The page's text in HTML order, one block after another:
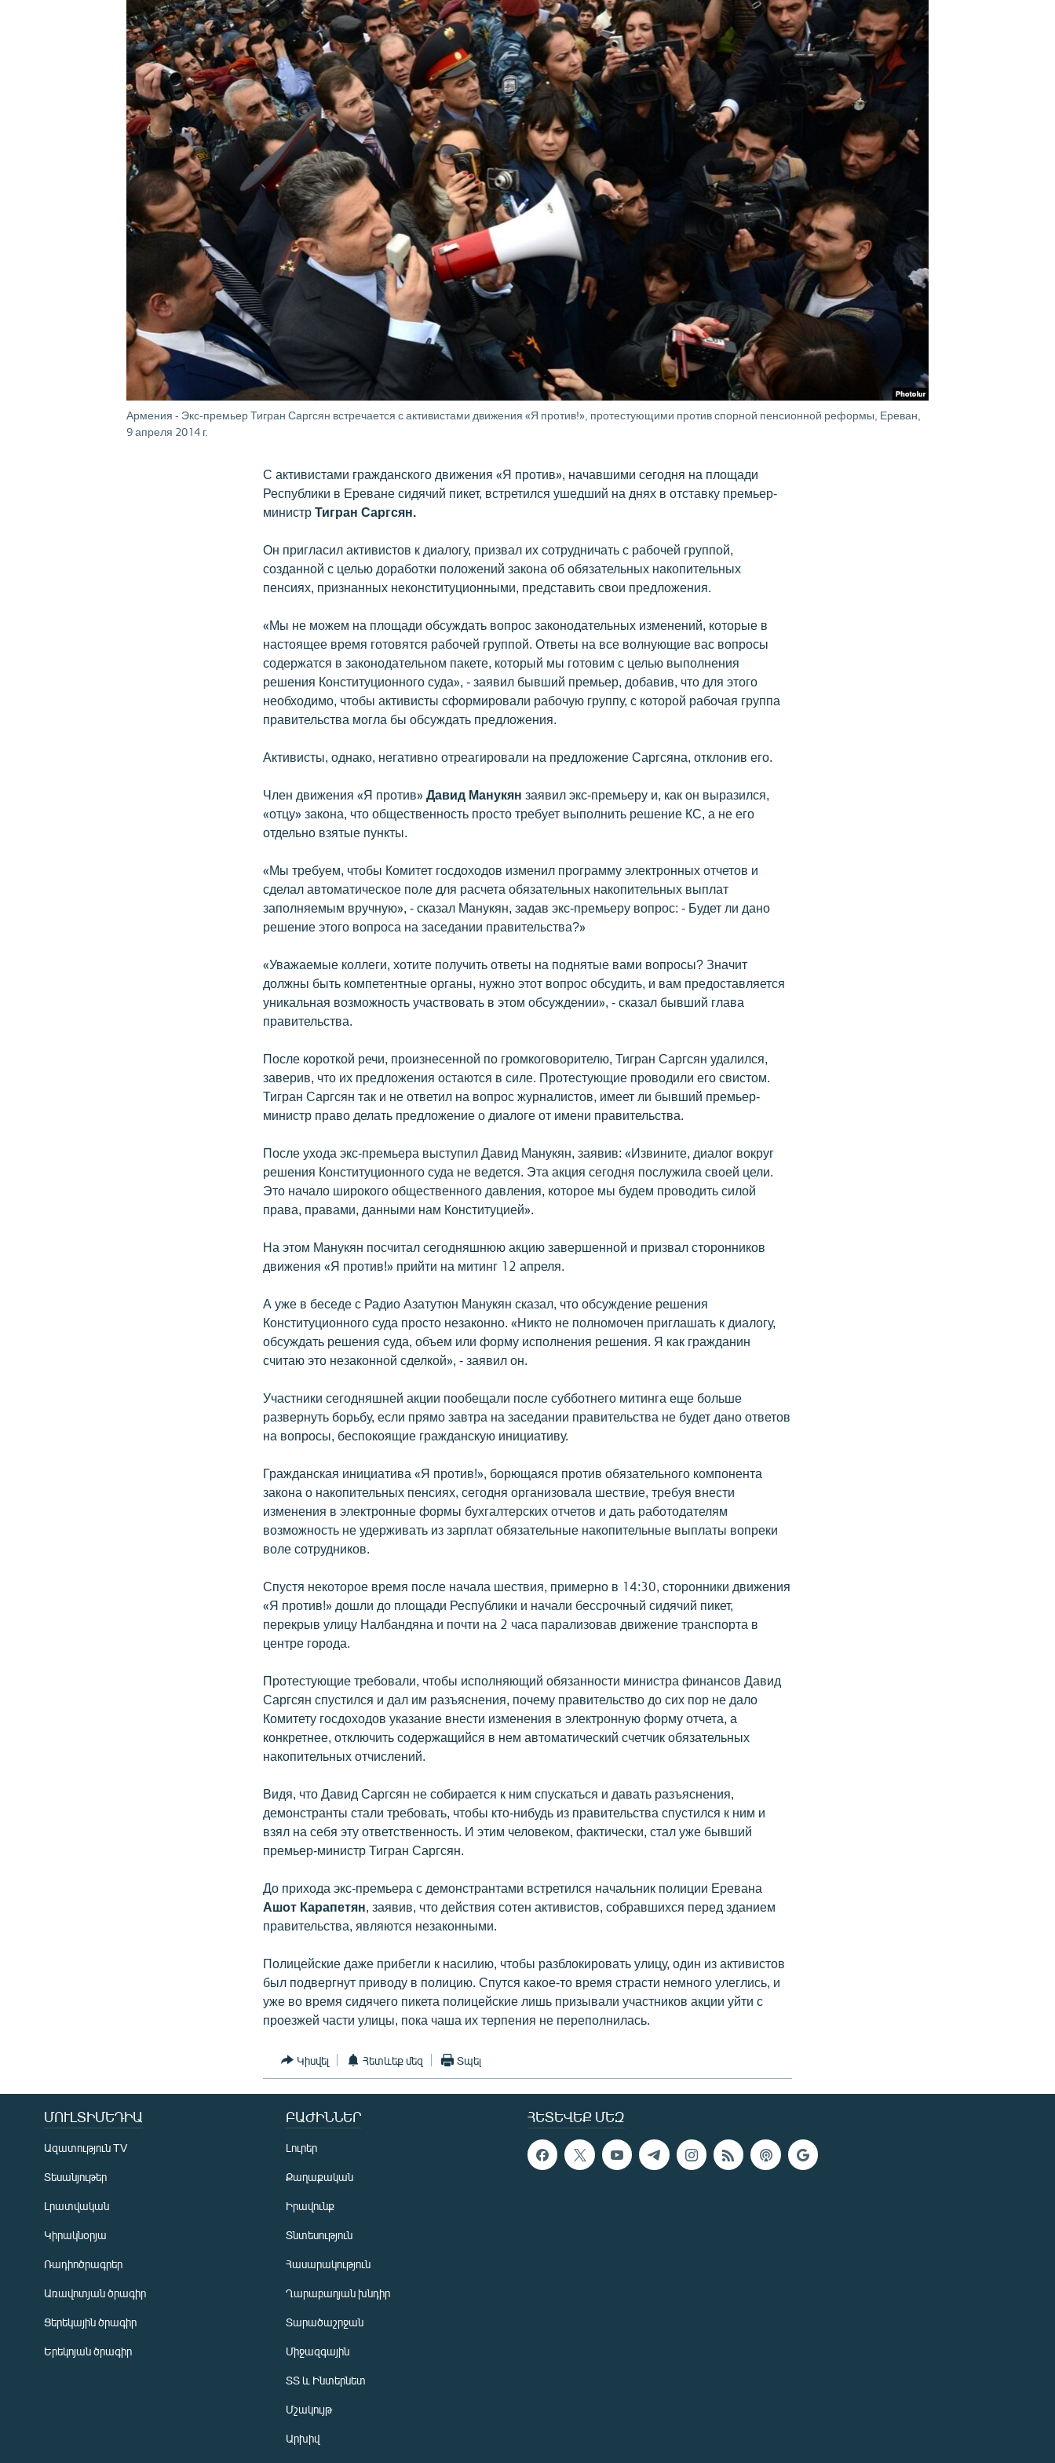
ՄԵԿՆԱԲԱՆՈՒԹՅՈՒՆ
Армения - Экс-премьер Тигран Саргсян встречается с активистами движения «Я против!», протестующими против спорной пенсионной реформы, Ереван,
9 апреля 2014 г.
С активистами гражданского движения «Я против», начавшими сегодня на площади
Республики в Ереване сидячий пикет, встретился ушедший на днях в отставку премьер-
министрТигран Саргсян.
Он пригласил активистов к диалогу, призвал их сотрудничать с рабочей группой,
созданной с целью доработки положений закона об обязательных накопительных
пенсиях, признанных неконституционными, представить свои предложения.
«Мы не можем на площади обсуждать вопрос законодательных изменений, которые в
настоящее время готовятся рабочей группой. Ответы на все волнующие вас вопросы
содержатся в законодательном пакете, который мы готовим с целью выполнения
решения Конституционного суда», - заявил бывший премьер, добавив, что для этого
необходимо, чтобы активисты сформировали рабочую группу, с которой рабочая группа
правительства могла бы обсуждать предложения.
Активисты, однако, негативно отреагировали на предложение Саргсяна, отклонив его.
Член движения «Я против»Давид Манукян заявил экс-премьеру и, как он выразился,
«отцу» закона, что общественность просто требует выполнить решение КС, а не его
отдельно взятые пункты.
«Мы требуем, чтобы Комитет госдоходов изменил программу электронных отчетов и
сделал автоматическое поле для расчета обязательных накопительных выплат
заполняемым вручную», - сказал Манукян, задав экс-премьеру вопрос: - Будет ли дано
решение этого вопроса на заседании правительства?»
«Уважаемые коллеги, хотите получить ответы на поднятые вами вопросы? Значит
должны быть компетентные органы, нужно этот вопрос обсудить, и вам предоставляется
уникальная возможность участвовать в этом обсуждении», - сказал бывший глава
правительства.
После короткой речи, произнесенной по громкоговорителю, Тигран Саргсян удалился,
заверив, что их предложения остаются в силе. Протестующие проводили его свистом.
Тигран Саргсян так и не ответил на вопрос журналистов, имеет ли бывший премьер-
министр право делать предложение о диалоге от имени правительства.
После ухода экс-премьера выступил Давид Манукян, заявив: «Извините, диалог вокруг
решения Конституционного суда не ведется. Эта акция сегодня послужила своей цели.
Это начало широкого общественного давления, которое мы будем проводить силой
права, правами, данными нам Конституцией».
На этом Манукян посчитал сегодняшнюю акцию завершенной и призвал сторонников
движения «Я против!» прийти на митинг 12 апреля.
А уже в беседе с Радио Азатутюн Манукян сказал, что обсуждение решения
Конституционного суда просто незаконно. «Никто не полномочен приглашать к диалогу,
обсуждать решения суда, объем или форму исполнения решения. Я как гражданин
считаю это незаконной сделкой», - заявил он.
Участники сегодняшней акции пообещали после субботнего митинга еще больше
развернуть борьбу, если прямо завтра на заседании правительства не будет дано ответов
на вопросы, беспокоящие гражданскую инициативу.
Гражданская инициатива «Я против!», борющаяся против обязательного компонента
закона о накопительных пенсиях, сегодня организовала шествие, требуя внести
изменения в электронные формы бухгалтерских отчетов и дать работодателям
возможность не удерживать из зарплат обязательные накопительные выплаты вопреки
воле сотрудников.
Спустя некоторое время после начала шествия, примерно в 14:30, сторонники движения
«Я против!» дошли до площади Республики и начали бессрочный сидячий пикет,
перекрыв улицу Налбандяна и почти на 2 часа парализовав движение транспорта в
центре города.
Протестующие требовали, чтобы исполняющий обязанности министра финансов Давид
Саргсян спустился и дал им разъяснения, почему правительство до сих пор не дало
Комитету госдоходов указание внести изменения в электронную форму отчета, а
конкретнее, отключить содержащийся в нем автоматический счетчик обязательных
накопительных отчислений.
Видя, что Давид Саргсян не собирается к ним спускаться и давать разъяснения,
демонстранты стали требовать, чтобы кто-нибудь из правительства спустился к ним и
взял на себя эту ответственность. И этим человеком, фактически, стал уже бывший
премьер-министр Тигран Саргсян.
До прихода экс-премьера с демонстрантами встретился начальник полиции Еревана
Ашот Карапетян, заявив, что действия сотен активистов, собравшихся перед зданием
правительства, являются незаконными.
Полицейские даже прибегли к насилию, чтобы разблокировать улицу, один из активистов
был подвергнут приводу в полицию. Спутся какое-то время страсти немного улеглись, и
уже во время сидячего пикета полицейские лишь призывали участников акции уйти с
проезжей части улицы, пока чаша их терпения не переполнилась.
Կիսվել Հետևեք մեզ Տպել
ՀԵՏԵՎԵՔ ՄԵԶ
ՄՈՒԼՏԻՄԵԴԻԱ
Ազատություն TV
Տեսանյութեր
Լրատվական
Կիրակնօրյա
Ռադիոծրագրեր
Առավոտյան ծրագիր
Ցերեկային ծրագիր
Երեկոյան ծրագիր
ԲԱԺԻՆՆԵՐ
Լուրեր
Քաղաքական
Իրավունք
Տնտեսություն
Հասարակություն
Ղարաբաղյան խնդիր
Տարածաշրջան
Միջազգային
ՏՏ և Ինտերնետ
Մշակույթ
Արխիվ